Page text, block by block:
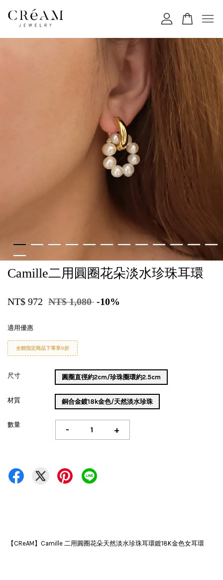
Camille二用圓圈花朵淡水珍珠耳環
NT$ 972 NT$ 1,080 -10%
適用優惠
全館指定商品下單享9折
尺寸 圓圈直徑約2cm/珍珠圈環約2.5cm
材質 銅合金鍍18k金色/天然淡水珍珠
數量 - +
【CReAM】Camille 二用圓圈花朵天然淡水珍珠耳環鍍18K金色女耳環
您的購物車目前還是空的。